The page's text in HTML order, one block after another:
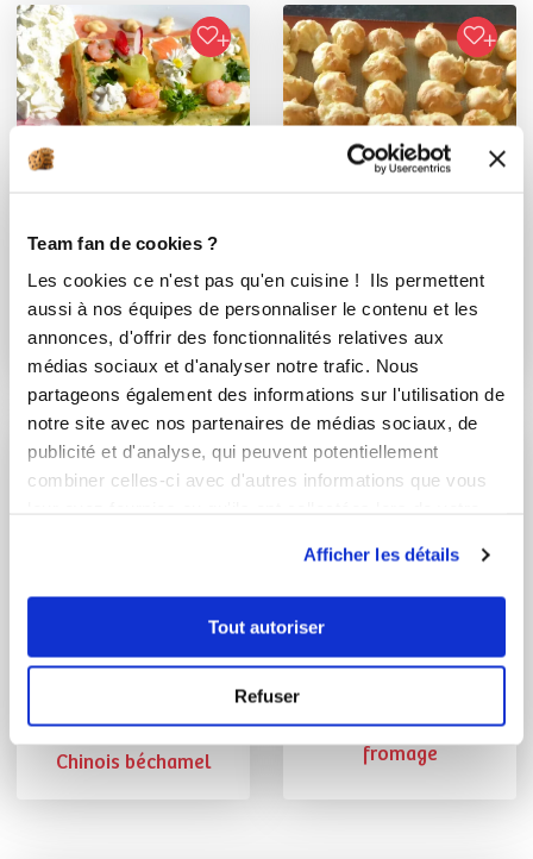
Team fan de cookies ?
Les cookies ce n'est pas qu'en cuisine ! Ils permettent
aussi à nos équipes de personnaliser le contenu et les
annonces, d'offrir des fonctionnalités relatives aux
médias sociaux et d'analyser notre trafic. Nous
partageons également des informations sur l'utilisation de
notre site avec nos partenaires de médias sociaux, de
publicité et d'analyse, qui peuvent potentiellement
combiner celles-ci avec d'autres informations que vous
Afficher les détails
Tout autoriser
Refuser
kanisette
GAUFRES SALEES
WW FROMAGE FRAIS
SAUMO...
audel_c2ab
Gougères de Philou
Chinois béchamel
Gougères au
fromage